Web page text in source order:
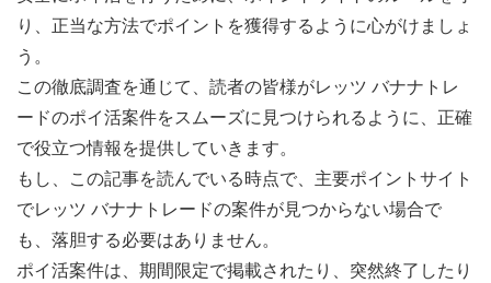
り、正当な方法でポイントを獲得するように心がけましょ
う。
この徹底調査を通じて、読者の皆様がレッツ バナナトレ
ードのポイ活案件をスムーズに見つけられるように、正確
で役立つ情報を提供していきます。
もし、この記事を読んでいる時点で、主要ポイントサイト
でレッツ バナナトレードの案件が見つからない場合で
も、落胆する必要はありません。
ポイ活案件は、期間限定で掲載されたり、突然終了したり